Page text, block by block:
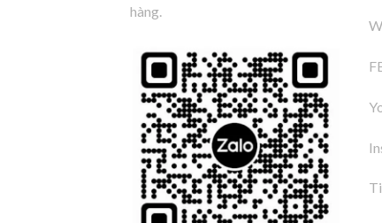
hàng.